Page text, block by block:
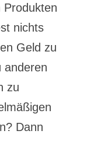
Produkten
nichts
Geld zu
anderen
zu
Dann